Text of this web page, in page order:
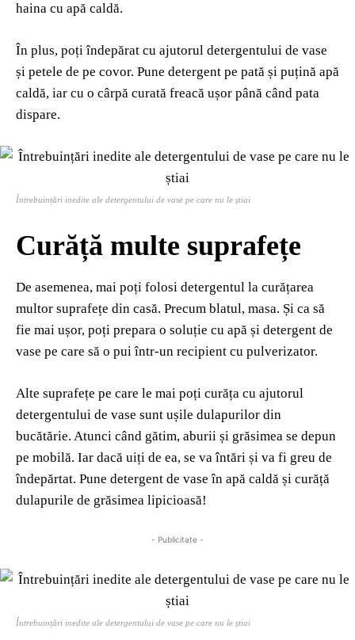
haina cu apă caldă.
În plus, poți îndepărat cu ajutorul detergentului de vase
și petele de pe covor. Pune detergent pe pată și puțină apă
caldă, iar cu o cârpă curată freacă ușor până când pata
dispare.
Întrebuințări inedite ale detergentului de vase pe care nu le știai
Curăță multe suprafețe
De asemenea, mai poți folosi detergentul la curățarea
multor suprafețe din casă. Precum blatul, masa. Și ca să
fie mai ușor, poți prepara o soluție cu apă și detergent de
vase pe care să o pui într-un recipient cu pulverizator.
Alte suprafețe pe care le mai poți curăța cu ajutorul
detergentului de vase sunt ușile dulapurilor din
bucătărie. Atunci când gătim, aburii și grăsimea se depun
pe mobilă. Iar dacă uiți de ea, se va întări și va fi greu de
îndepărtat. Pune detergent de vase în apă caldă și curăță
dulapurile de grăsimea lipicioasă!
- Publicitate -
Întrebuințări inedite ale detergentului de vase pe care nu le știai